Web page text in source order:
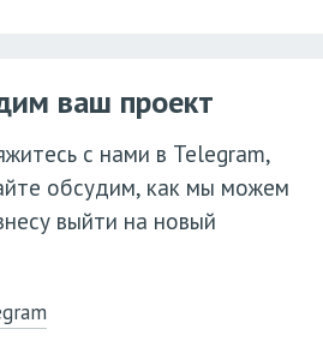
ваш проект
с нами в Telegram,
обсудим, как мы можем
выйти на новый